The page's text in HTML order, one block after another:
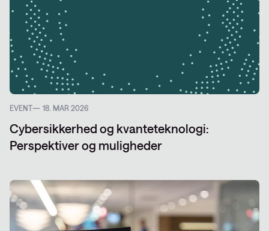
EVENT 18. MAR 2026
Cybersikkerhed og kvanteteknologi:
Perspektiver og muligheder